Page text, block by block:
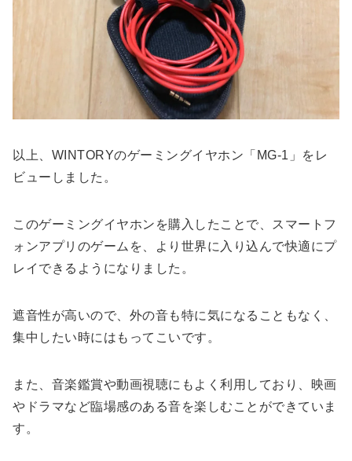
以上、WINTORYのゲーミングイヤホン「MG-1」をレ
ビューしました。
このゲーミングイヤホンを購入したことで、スマートフ
ォンアプリのゲームを、より世界に入り込んで快適にプ
レイできるようになりました。
遮音性が高いので、外の音も特に気になることもなく、
集中したい時にはもってこいです。
また、音楽鑑賞や動画視聴にもよく利用しており、映画
やドラマなど臨場感のある音を楽しむことができていま
す。